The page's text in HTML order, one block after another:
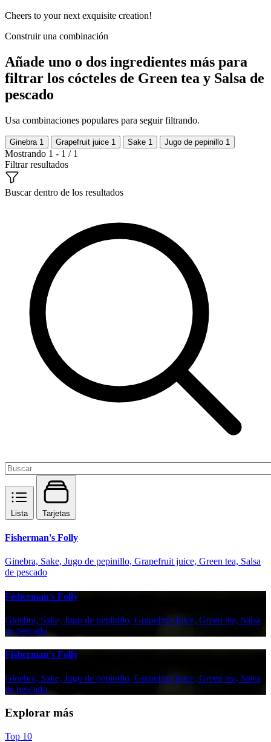
Cheers to your next exquisite creation!
Construir una combinación
Añade uno o dos ingredientes más para
filtrar los cócteles de Green tea y Salsa de
pescado
Usa combinaciones populares para seguir filtrando.
Ginebra 1 Grapefruit juice 1 Sake 1 Jugo de pepinillo 1
Mostrando 1 - 1 / 1
Filtrar resultados
Buscar dentro de los resultados
Lista Tarjetas
Fisherman's Folly
Ginebra, Sake, Jugo de pepinillo, Grapefruit juice, Green tea, Salsa
de pescado
Fisherman's Folly
Ginebra, Sake, Jugo de pepinillo, Grapefruit juice, Green tea, Salsa
de pescado
Fisherman's Folly
Ginebra, Sake, Jugo de pepinillo, Grapefruit juice, Green tea, Salsa
de pescado
Explorar más
Top 10